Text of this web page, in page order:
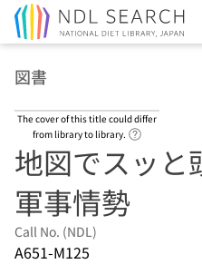
図書
The cover of this title could differ
from library to library.
地図でスッと
軍事情勢
Call No. (NDL)
A651-M125